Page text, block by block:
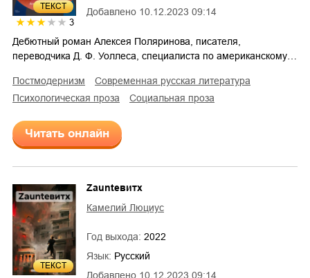
ТЕКСТ
3
Добавлено 10.12.2023 09:14
Дебютный роман Алексея Поляринова, писателя,
переводчика Д. Ф. Уоллеса, специалиста по американскому…
постмодернизм
современная русская литература
психологическая проза
социальная проза
Читать онлайн
ТЕКСТ
Добавлено 10.12.2023 09:14
Zaunteвитх
Камелий Люциус
Год выхода: 2022
Язык: Русский